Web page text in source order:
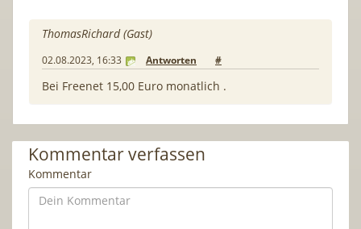
ThomasRichard (Gast)
02.08.2023, 16:33 Antworten #
Bei Freenet 15,00 Euro monatlich .
Kommentar verfassen
Kommentar